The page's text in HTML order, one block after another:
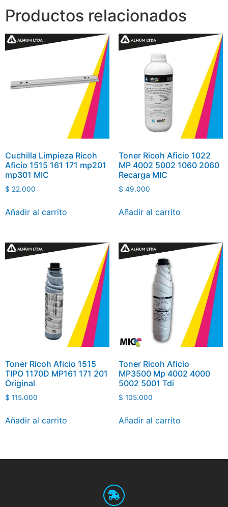
Productos relacionados
Cuchilla Limpieza Ricoh
Aficio 1515 161 171 mp201
mp301 MIC
$ 22.000
Añadir al carrito
Toner Ricoh Aficio 1022
MP 4002 5002 1060 2060
Recarga MIC
$ 49.000
Añadir al carrito
Toner Ricoh Aficio 1515
TIPO 1170D MP161 171 201
Original
$ 115.000
Añadir al carrito
Toner Ricoh Aficio
MP3500 Mp 4002 4000
5002 5001 Tdi
$ 105.000
Añadir al carrito